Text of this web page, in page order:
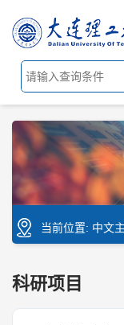
当前位置: 中文
科研项目